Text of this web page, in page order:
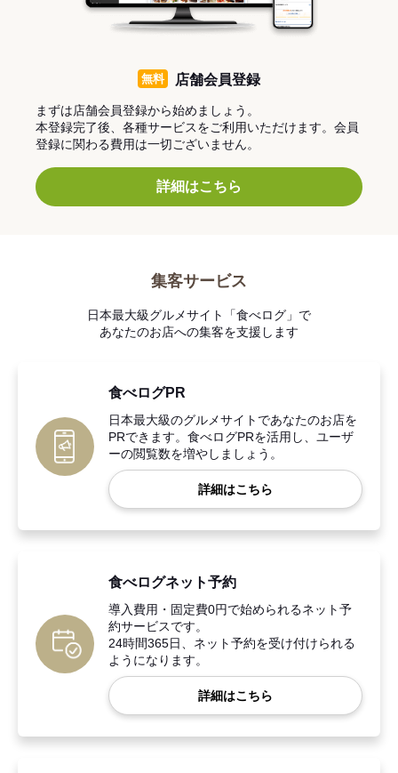
無料 店舗会員登録
まずは店舗会員登録から始めましょう。
本登録完了後、各種サービスをご利用いただけます。会員
登録に関わる費用は一切ございません。
詳細はこちら
集客サービス
日本最大級グルメサイト「食べログ」で
あなたのお店への集客を支援します
食べログPR
日本最大級のグルメサイトであなたのお店を
PRできます。食べログPRを活用し、ユーザ
ーの閲覧数を増やしましょう。
詳細はこちら
食べログネット予約
導入費用・固定費0円で始められるネット予
約サービスです。
24時間365日、ネット予約を受け付けられる
ようになります。
詳細はこちら